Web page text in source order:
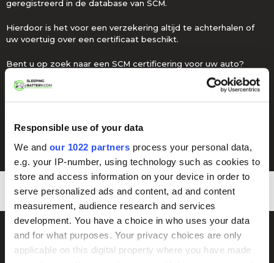
Responsible use of your data
We and our 1022 partners process your personal data,
e.g. your IP-number, using technology such as cookies to
store and access information on your device in order to
serve personalized ads and content, ad and content
measurement, audience research and services
development. You have a choice in who uses your data
and for what purposes. Your privacy choices are only
applicable on this digital property where you have made
geregistreerd in de database van SCM.
Hierdoor is het voor een verzekering altijd te achterhalen of
uw voertuig over een certificaat beschikt.
Bent u op zoek naar een SCM certificering voor uw auto?
Koop dan Sleeping Battery bij een erkend Kiwa/SCM
inbouwstation en laat de batterij daar monteren. U krijgt dan
Erkende Kiwa/SCM inbouwcentra